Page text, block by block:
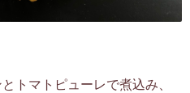
トマトピューレで煮込み、